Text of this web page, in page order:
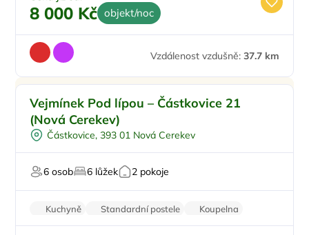
8 000 Kč objekt/noc
Vzdálenost vzdušně: 37.7 km
Vířivka
Pro majitele mazlíčků
Vejmínek Pod lípou – Částkovice 21
(Nová Cerekev)
Částkovice, 393 01 Nová Cerekev
6 osob 6 lůžek 2 pokoje
Kuchyně Standardní postele
Koupelna
Rodinné pokoje
Stolní hry